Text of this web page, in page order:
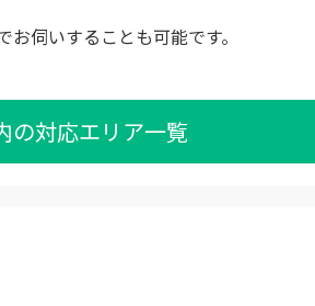
伺いすることも可能です。
の対応エリア一覧